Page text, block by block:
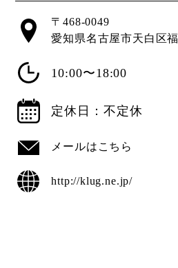
〒468-0049
愛知県名古屋市天白区
10:00〜18:00
定休日：不定休
メールはこちら
http://klug.ne.jp/